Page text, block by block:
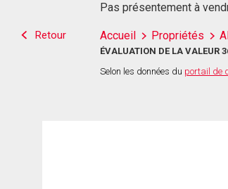
Retour
Pas présentement à
Accueil Propriétés
ÉVALUATION DE LA VALEUR
Selon les données du portail de